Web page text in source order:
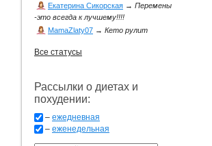
Екатерина Сикорская → Перемены
-это всегда к лучшему!!!!
MamaZlaty07 → Кето рулит
Все статусы
Рассылки о диетах и
похудении:
– ежедневная
– еженедельная